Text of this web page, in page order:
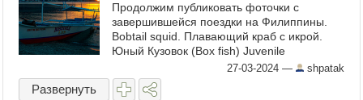
Продолжим публиковать фоточки с
завершившейся поездки на Филиппины.
Bobtail squid. Плавающий краб с икрой.
Юный Кузовок (Box fish) Juvenile
Wunderpus. Diamond squid. Paper nautilus.
Искренне Ваш ...
27-03-2024 — shpatak
Развернуть